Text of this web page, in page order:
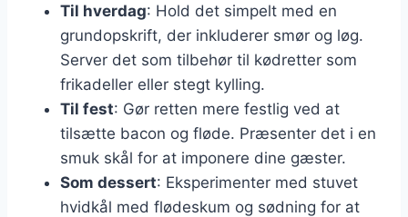
Til hverdag: Hold det simpelt med en
grundopskrift, der inkluderer smør og løg.
Server det som tilbehør til kødretter som
frikadeller eller stegt kylling.
Til fest: Gør retten mere festlig ved at
tilsætte bacon og fløde. Præsenter det i en
smuk skål for at imponere dine gæster.
Som dessert: Eksperimenter med stuvet
hvidkål med flødeskum og sødning for at